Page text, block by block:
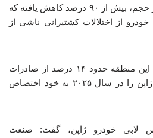
هم از نظر ارزش و هم از نظر حجم، بیش از ۹۰ درصد کاهش یافته که
از اختلالات کشتیرانی ناشی از
آمار دولتی نشان می‌دهد که این منطقه حدود ۱۴ درصد از صادرات
جهانی وسایل نقلیه موتوری ژاپن را در سال ۲۰۲۵ به خود اختصاص
لابی خودرو ژاپن، گفت: صنعت